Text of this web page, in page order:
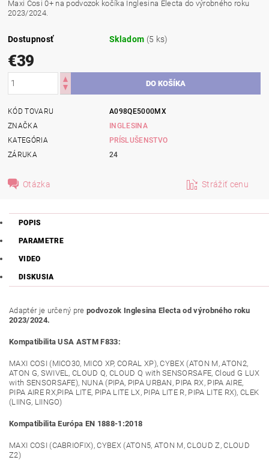
Maxi Cosi 0+ na podvozok kočíka Inglesina Electa do výrobného roku
2023/2024.
Dostupnosť Skladom (5 ks)
€39
KÓD TOVARU
A098QE5000MX
ZNAČKA
INGLESINA
KATEGÓRIA
PRÍSLUŠENSTVO
ZÁRUKA
24
Otázka Strážiť cenu
POPIS
PARAMETRE
VIDEO
DISKUSIA
Adaptér je určený pre podvozok Inglesina Electa od výrobného roku
2023/2024.
Kompatibilita USA ASTM F833:
MAXI COSI (MICO30, MICO XP, CORAL XP), CYBEX (ATON M, ATON2,
ATON G, SWIVEL, CLOUD Q, CLOUD Q with SENSORSAFE, Cloud G LUX
with SENSORSAFE), NUNA (PIPA, PIPA URBAN, PIPA RX, PIPA AIRE,
PIPA AIRE RX,PIPA LITE, PIPA LITE LX, PIPA LITE R, PIPA LITE RX), CLEK
(LIING, LIINGO)
Kompatibilita Európa EN 1888-1:2018
MAXI COSI (CABRIOFIX), CYBEX (ATON5, ATON M, CLOUD Z, CLOUD
Z2)